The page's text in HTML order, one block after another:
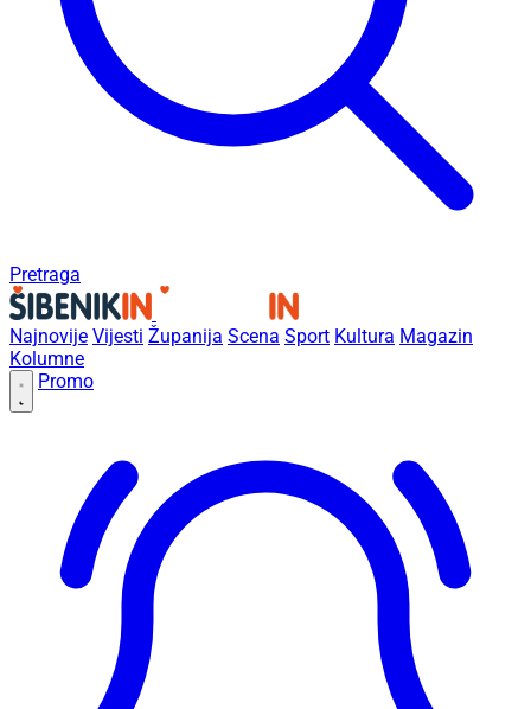
Pretraga
Najnovije Vijesti Županija Scena Sport Kultura Magazin
Kolumne
Promo